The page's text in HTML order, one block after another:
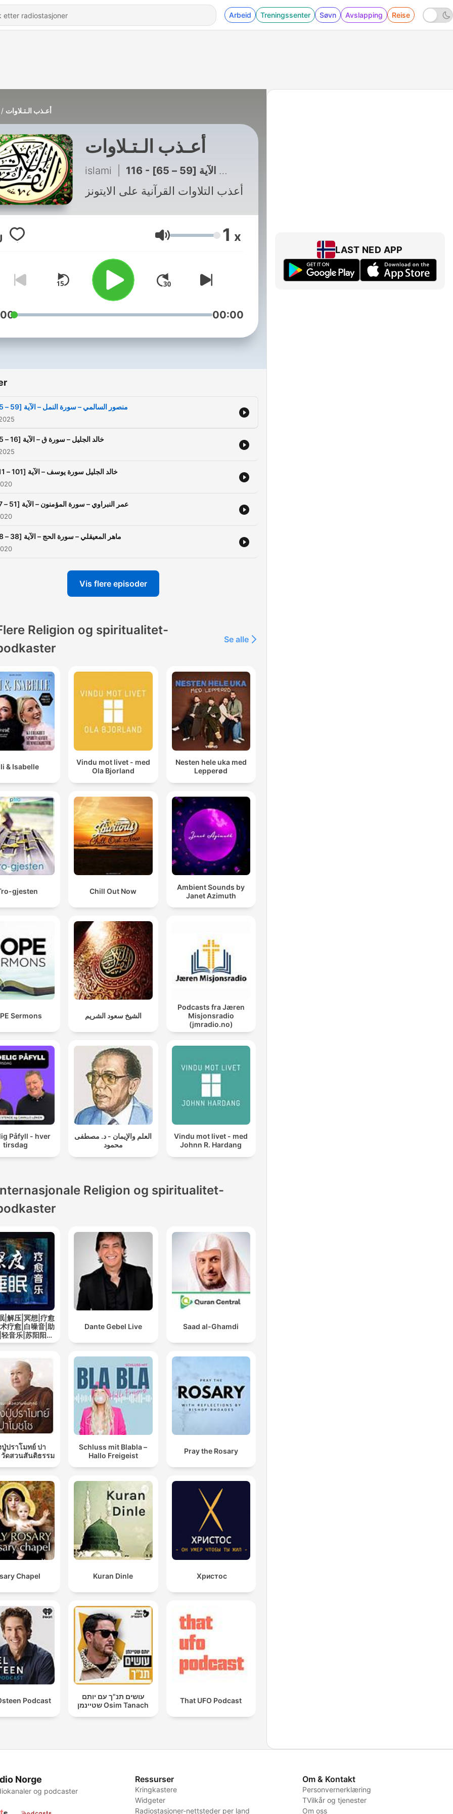
Arbeid Treningssenter Søvn Avslapping Reise
أعـذب الـتـلاوات
أعـذب الـتـلاوات
islami 116 - منصور السالمي – سورة النمل – الآية [59 – 65]
أعذب التلاوات القرآنية على الايتونز
Volum 1 x
00:00
منصور السالمي – سورة النمل – الآية [59 – 65]
خالد الجليل – سورة ق – الآية [16 – 35]
خالد الجليل سورة يوسف – الآية [101 – 111]
عمر النبراوي – سورة المؤمنون – الآية [51 – 77]
ماهر المعيقلي – سورة الحج – الآية [38 – 48]
Vis flere episoder
Religion og spiritualitet-
Se alle
& Isabelle
Vindu mot livet - med
Ola Bjorland
Nesten hele uka med
Lepperød
gjesten Chill Out Now
Ambient Sounds by
Janet Azimuth
Sermons الشيخ سعود الشريم
Podcasts fra Jæren
Misjonsradio
(jmradio.no)
Påfyll - hver
tirsdag
العلم والإيمان - د. مصطفى
محمود
Vindu mot livet - med
Johnn R. Hardang
Religion og spiritualitet-
|解压|冥想|疗愈
疗愈|白噪音|助
音乐|苏阳阳频
道
Dante Gebel Live Saad al-Ghamdi
ปราโมทย์ ปา
ดสวนสันติธรรม
Schluss mit Blabla –
Hallo Freigeist
Pray the Rosary
Chapel Kuran Dinle Христос
Podcast
עושים תנ"ך עם יותם
שטיינמן Osim Tanach
That UFO Podcast
LAST NED APP
Norge
og podcaster
Ressurser
Kringkastere
Widgeter
Radiostasjoner-nettsteder per land
Om & Kontakt
Personvernerklæring
TVilkår og tjenester
Om oss